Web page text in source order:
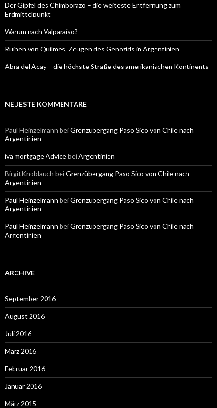
Der Gipfel des Chimborazo – die weiteste Entfernung zum
Erdmittelpunkt
Warum nach Valparaíso?
Ruinen von Quilmes, Zeugen des Genozids in Argentinien
Abra del Acay – die höchste Straße des amerikanischen Kontinents
NEUESTE KOMMENTARE
Paul Heinzelmann beiGrenzübergang Paso Sico von Chile nach
Argentinien
iva mortgage AdvicebeiArgentinien
BirgitKnoblauch beiGrenzübergang Paso Sico von Chile nach
Argentinien
Paul Heinzelmann beiGrenzübergang Paso Sico von Chile nach
Argentinien
Paul Heinzelmann beiGrenzübergang Paso Sico von Chile nach
Argentinien
ARCHIVE
September 2016
August 2016
Juli 2016
März 2016
Februar 2016
Januar 2016
März 2015